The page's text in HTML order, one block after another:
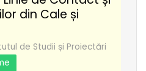
din Cale și
de Studii și Proiectări